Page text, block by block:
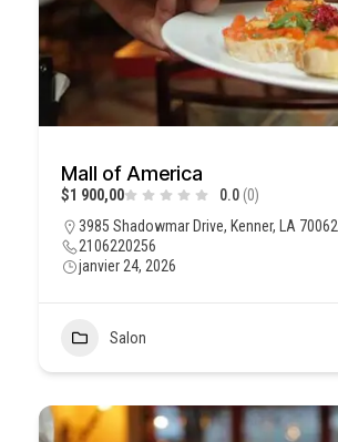
Mall of America
$1 900,00 0.0 (0)
3985 Shadowmar Drive, Kenner, LA 70062
2106220256
janvier 24, 2026
Salon